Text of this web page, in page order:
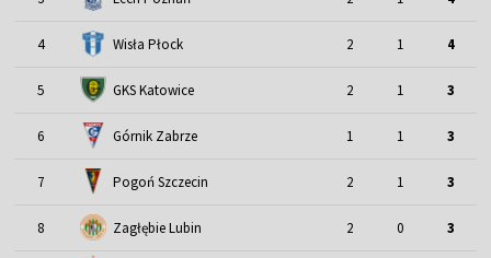
4 Wisła Płock 2 1 4
5 GKS Katowice 2 1 3
6 Górnik Zabrze 1 1 3
7 Pogoń Szczecin 2 1 3
8 Zagłębie Lubin 2 0 3